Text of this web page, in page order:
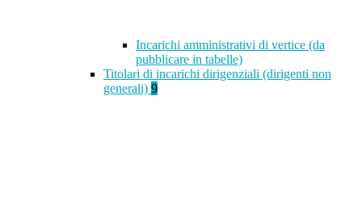
Incarichi amministrativi di vertice (da
pubblicare in tabelle)
Titolari di incarichi dirigenziali (dirigenti non
generali) 9